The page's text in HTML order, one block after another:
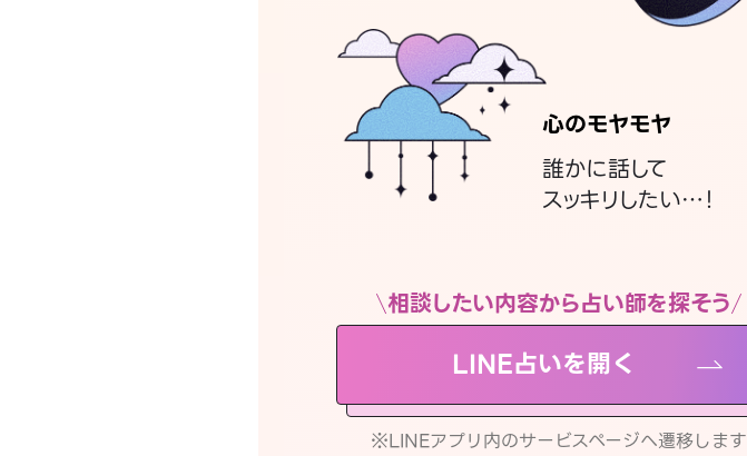
心のモヤモヤ
誰かに話して
スッキリしたい…！
相談したい内容から占い師を探そう
LINE占いを開く
※LINEアプリ内のサービスページへ遷移します